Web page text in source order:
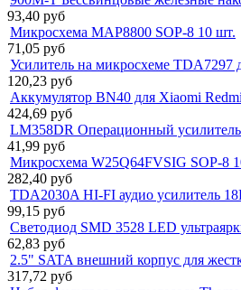
93,40 руб
Микросхема MAP8800 SOP-8 10 шт.
71,05 руб
Усилитель на микросхеме TDA7297
120,23 руб
Аккумулятор BN40 для Xiaomi
424,69 руб
LM358DR Операционный
41,99 руб
Микросхема W25Q64FVSIG SOP-8
282,40 руб
TDA2030A HI-FI аудио усилитель
99,15 руб
Светодиод SMD 3528 LED
62,83 руб
2.5" SATA внешний корпус для
317,72 руб